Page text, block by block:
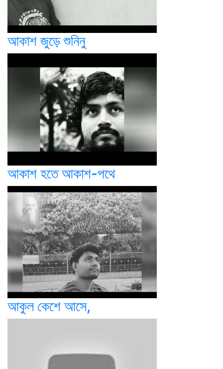
আকাশ জুড়ে শুনিনু
আকাশ হতে আকাশ-পথে
আকুল কেশে আসে,